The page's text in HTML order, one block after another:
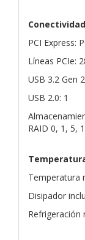
Conectividad
PCI Express:
Líneas PCIe:
USB 3.2 Gen
USB 2.0: 1
RAID 0, 1, 5,
Temperatura
Disipador
Refrigeración